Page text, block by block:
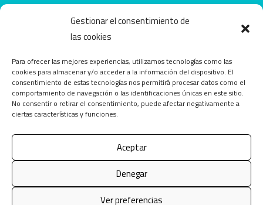
Gestionar el consentimiento de
las cookies
Para ofrecer las mejores experiencias, utilizamos tecnologías como las
cookies para almacenar y/o acceder a la información del dispositivo. El
consentimiento de estas tecnologías nos permitirá procesar datos como el
comportamiento de navegación o las identificaciones únicas en este sitio.
No consentir o retirar el consentimiento, puede afectar negativamente a
ciertas características y funciones.
Aceptar
Denegar
Ver preferencias
info@obecentro.com
Copyright © 2026 OBEcentro. Todos los derechos
reservados.